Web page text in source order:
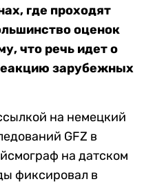
где проходят
оценок
что речь идет о
зарубежных
на немецкий
GFZ в
на датском
фиксировал в